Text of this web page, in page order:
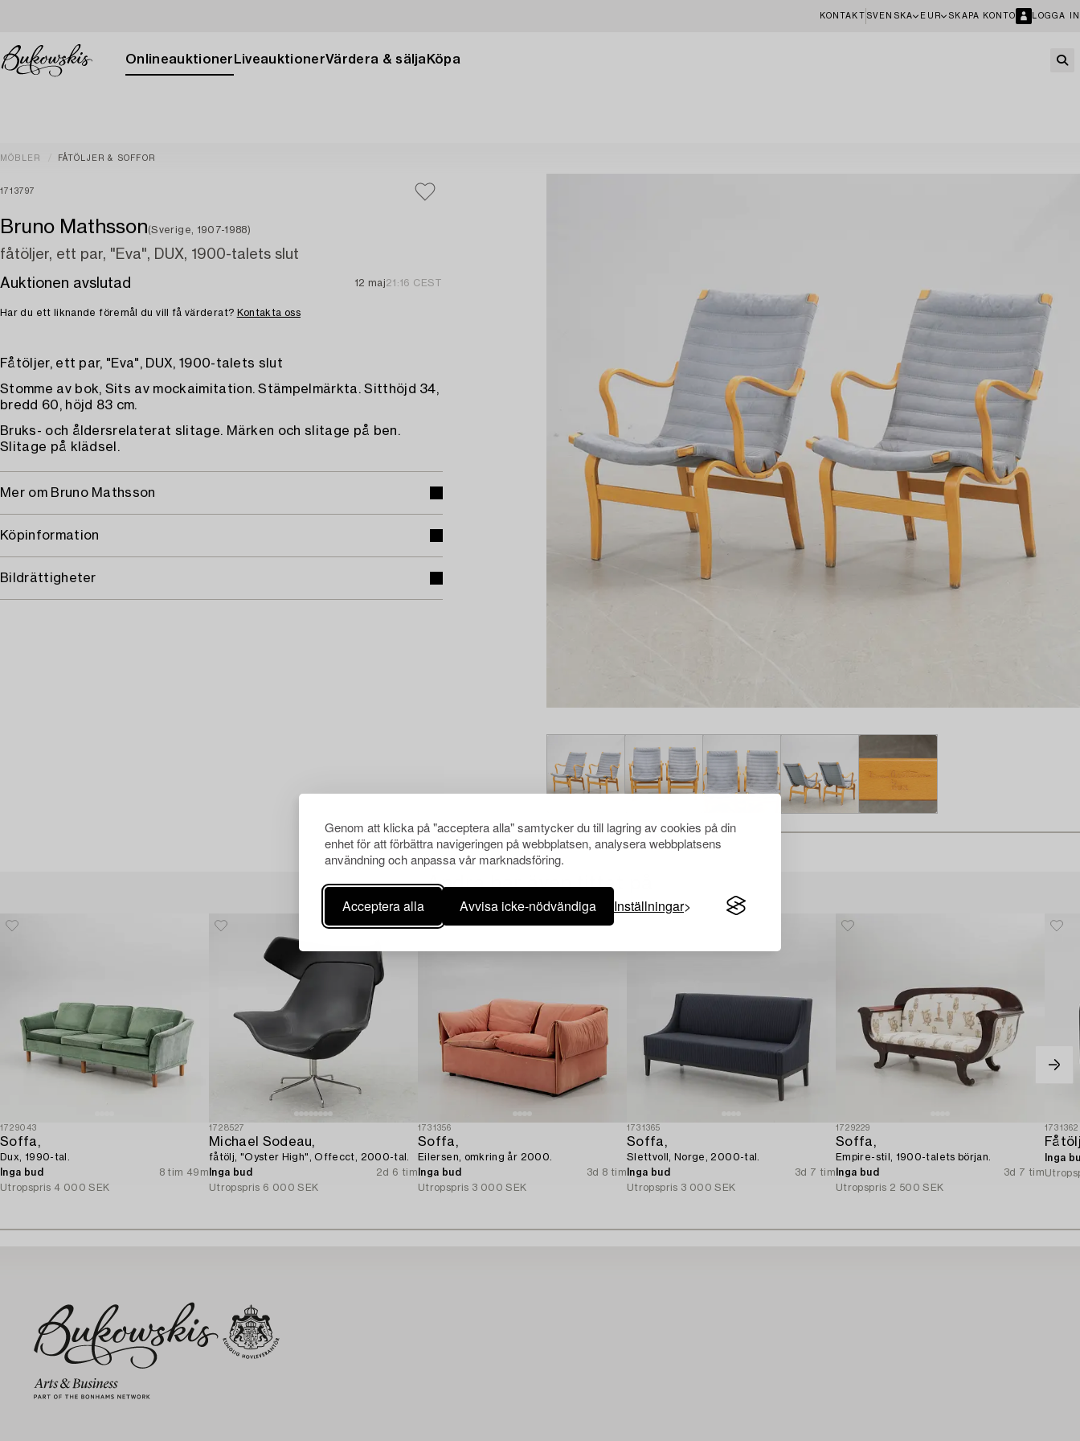
Genom att klicka på "acceptera alla" samtycker du till lagring av cookies på din
enhet för att förbättra navigeringen på webbplatsen, analysera webbplatsens
användning och anpassa vår marknadsföring.
Acceptera alla Avvisa icke-nödvändiga Inställningar
KONTAKT SVENSKA EUR SKAPA KONTO LOGGA IN
Onlineauktioner LiveauktionerVärdera & sälja Köpa
MÖBLER FÅTÖLJER & SOFFOR
1713797
Bruno Mathsson(Sverige, 1907-1988)
fåtöljer, ett par, "Eva", DUX, 1900-talets slut
Auktionen avslutad
12 maj21:16 CEST
Har du ett liknande föremål du vill få värderat? Kontakta oss
Fåtöljer, ett par, "Eva", DUX, 1900-talets slut
Stomme av bok, Sits av mockaimitation. Stämpelmärkta. Sitthöjd 34,
bredd 60, höjd 83 cm.
Bruks- och åldersrelaterat slitage. Märken och slitage på ben.
Slitage på klädsel.
Mer om Bruno Mathsson
Köpinformation
Bildrättigheter
Andra har även tittat på
1729043
Soffa,
Dux, 1990-tal.
Inga bud
8 tim 49m
Utropspris 4 000 SEK
1728527
Michael Sodeau,
fåtölj, "Oyster High", Offecct, 2000-tal.
Inga bud
2d 6 tim
Utropspris 6 000 SEK
1731356
Soffa,
Eilersen, omkring år 2000.
Inga bud
3d 8 tim
Utropspris 3 000 SEK
1731365
Soffa,
Slettvoll, Norge, 2000-tal.
Inga bud
3d 7 tim
Utropspris 3 000 SEK
1729229
Soffa,
Empire-stil, 1900-talets början.
Inga bud
3d 7 tim
Utropspris 2 500 SEK
1731362
Inga